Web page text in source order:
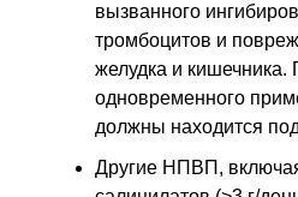
вызванного
тромбоцитов и
желудка и кишечника.
одновременного
должны находится
Другие НПВП,